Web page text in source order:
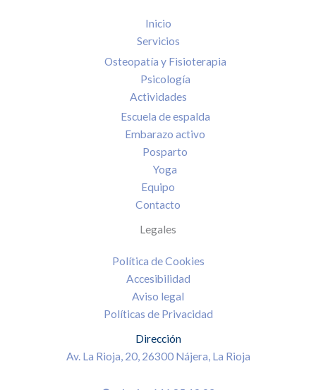
Inicio
Servicios
Osteopatía y Fisioterapia
Psicología
Actividades
Escuela de espalda
Embarazo activo
Posparto
Yoga
Equipo
Contacto
Legales
Política de Cookies
Accesibilidad
Aviso legal
Políticas de Privacidad
Dirección
Av. La Rioja, 20, 26300 Nájera, La Rioja